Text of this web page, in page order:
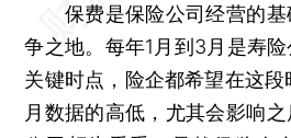
保费是保险公司经营的基
争之地。每年1月到3月是寿
关键时点，险企都希望在这段
月数据的高低，尤其会影响